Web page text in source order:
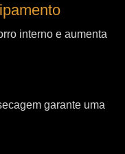
interno e aumenta
garante uma